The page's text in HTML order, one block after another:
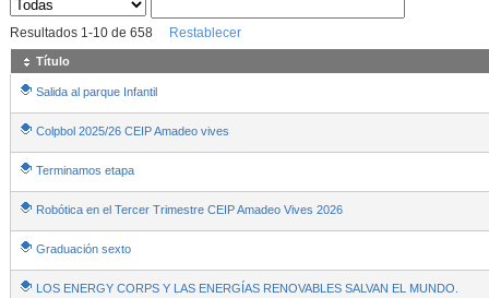
Sus archivos
Resultados 1 -10de 658 Restablecer
Título
Salida al parque Infantil
Colpbol 2025/26 CEIP Amadeo vives
Terminamos etapa
Robótica en el Tercer Trimestre CEIP Amadeo Vives 2026
Graduación sexto
LOS ENERGY CORPS Y LAS ENERGÍAS RENOVABLES SALVAN EL MUNDO.